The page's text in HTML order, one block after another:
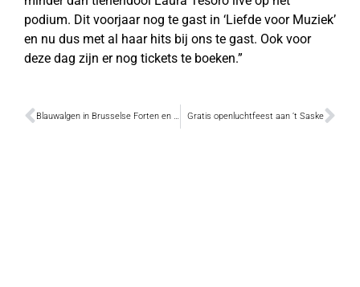
podium. Dit voorjaar nog te gast in ‘Liefde voor Muziek’
en nu dus met al haar hits bij ons te gast. Ook voor
deze dag zijn er nog tickets te boeken.”
Blauwalgen in Brusselse Forten en Oude Dender Gratis openluchtfeest aan ’t Saske